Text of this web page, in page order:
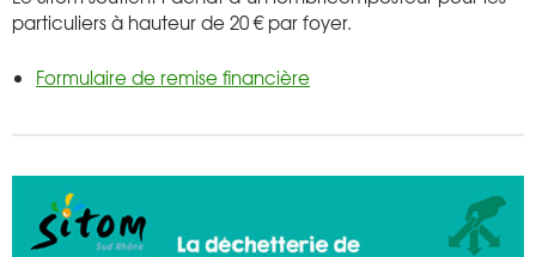
particuliers à hauteur de 20 € par foyer.
Formulaire de remise financière